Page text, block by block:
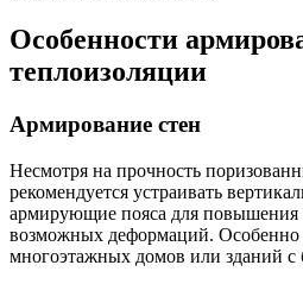
Особенности
теплоизоляции
Армирование стен
Несмотря на прочность
рекомендуется устраивать
армирующие пояса для повышения
возможных деформаций. Особенно
многоэтажных домов или зданий